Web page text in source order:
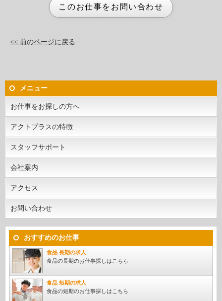
<< 前のページに戻る
メニュー
お仕事をお探しの方へ
アクトプラスの特徴
スタッフサポート
会社案内
アクセス
お問い合わせ
おすすめのお仕事
食品 長期の求人
食品の長期のお仕事探しはこちら
食品 短期の求人
食品の短期のお仕事探しはこちら